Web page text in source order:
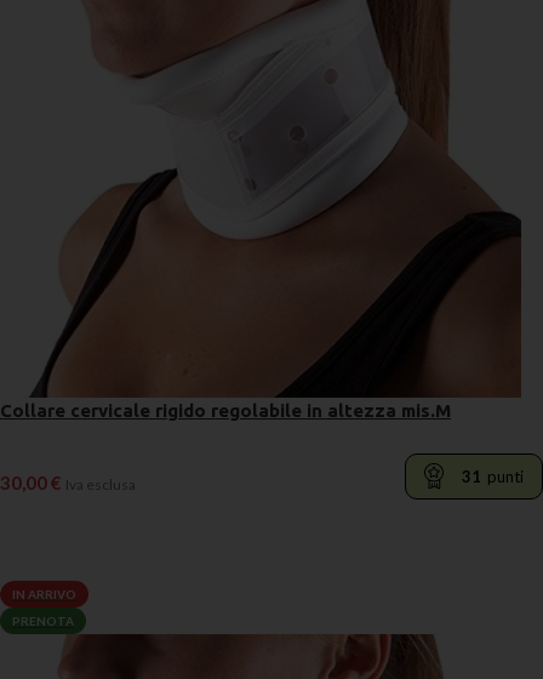
Collare cervicale rigido regolabile in altezza mis.M
30,00€ Iva esclusa 31 punti
IN ARRIVO
PRENOTA